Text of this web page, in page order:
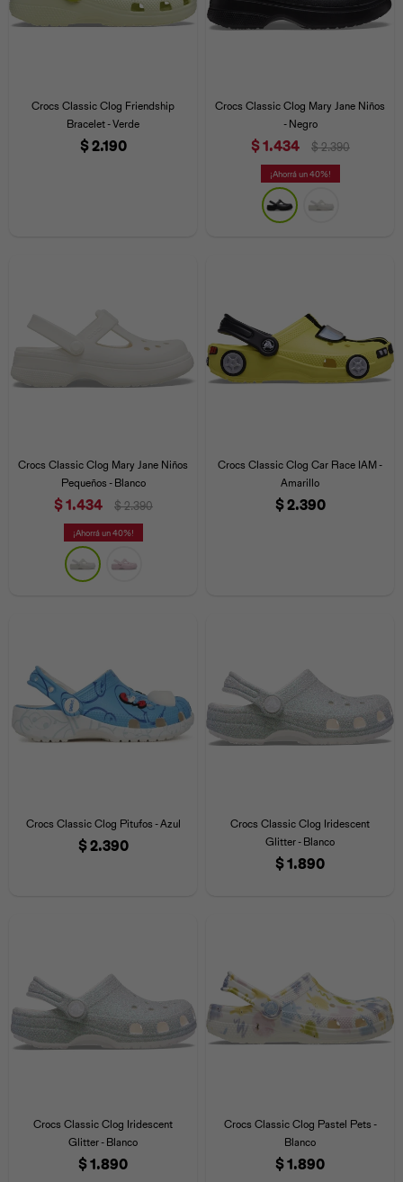
Crocs Classic Clog Friendship
Bracelet - Verde
$2.190
Crocs Classic Clog Mary Jane Niños
- Negro
$1.434 $ 2.390
40
Crocs Classic Clog Mary Jane Niños
Pequeños - Blanco
$1.434 $ 2.390
40
Crocs Classic Clog Car Race IAM -
Amarillo
$2.390
Crocs Classic Clog Pitufos - Azul
$2.390
Crocs Classic Clog Iridescent
Glitter - Blanco
$1.890
Crocs Classic Clog Iridescent
Glitter - Blanco
$1.890
Crocs Classic Clog Pastel Pets -
Blanco
$1.890